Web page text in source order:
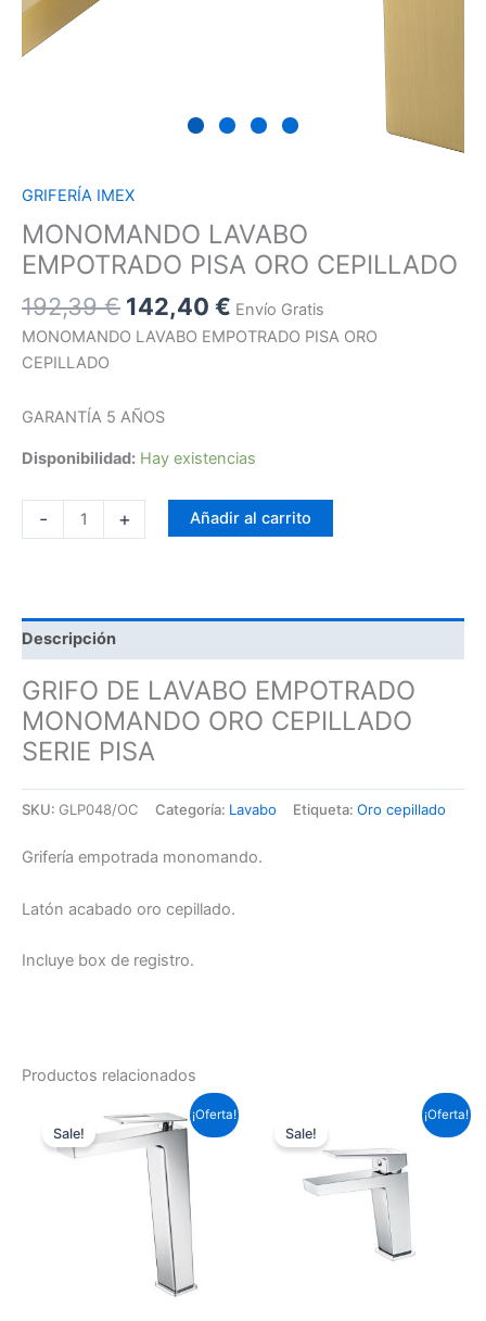
GRIFERÍA IMEX
MONOMANDO LAVABO
EMPOTRADO PISA ORO CEPILLADO
192,39€ 142,40 € Envío Gratis
MONOMANDO LAVABO EMPOTRADO PISA ORO
CEPILLADO
GARANTÍA 5 AÑOS
Disponibilidad: Hay existencias
- + Añadir al carrito
Descripción
GRIFO DE LAVABO EMPOTRADO
MONOMANDO ORO CEPILLADO
SERIE PISA
SKU: GLP048/OC Categoría: Lavabo Etiqueta: Oro cepillado
Grifería empotrada monomando.
Latón acabado oro cepillado.
Incluye box de registro.
Productos relacionados
¡Oferta!
Sale!
precio
original
156,09 €.
precio
actual
es:
115,54 €.
¡Oferta!
Sale!
original
era:
87,12 €.
precio
es:
64,49 €.